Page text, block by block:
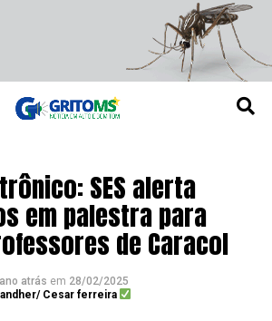
SES alerta
em palestra para
de Caracol
atrás em 28/02/2025
Cesar ferreira